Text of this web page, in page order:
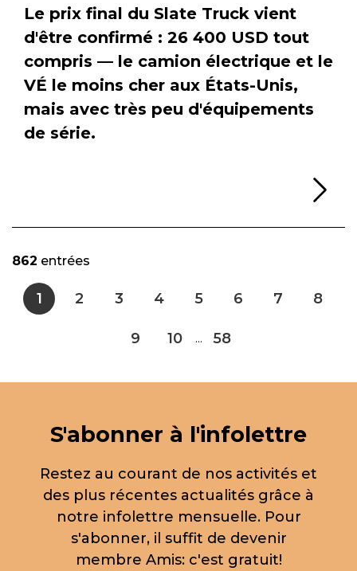
Le prix final du Slate Truck vient
d'être confirmé : 26 400 USD tout
compris — le camion électrique et le
VÉ le moins cher aux États-Unis,
mais avec très peu d'équipements
de série.
862 entrées
1 2 3 4 5 6 7 8
9 10 ... 58
S'abonner à l'infolettre
Restez au courant de nos activités et
des plus récentes actualités grâce à
notre infolettre mensuelle. Pour
s'abonner, il suffit de devenir
membre Amis: c'est gratuit!